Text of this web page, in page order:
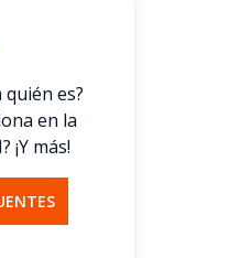
quién es?
en la
¡Y más!